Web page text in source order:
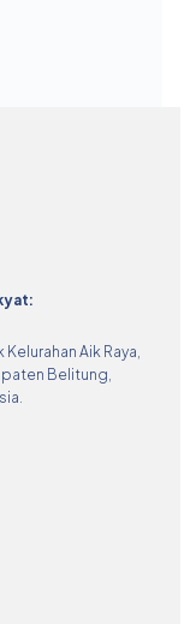
Aik Raya,
Belitung,